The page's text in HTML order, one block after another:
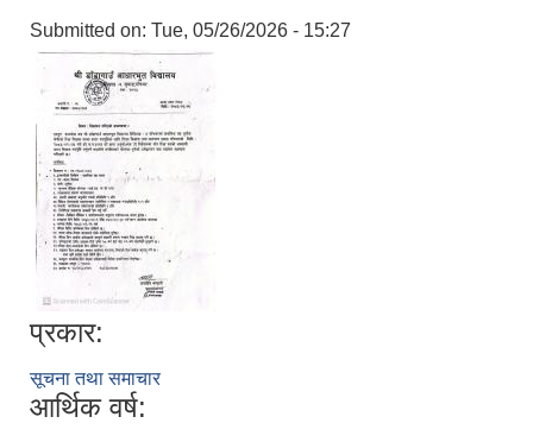
Submitted on: Tue, 05/26/2026 - 15:27
प्रकार:
सूचना तथा समाचार
आर्थिक वर्ष: